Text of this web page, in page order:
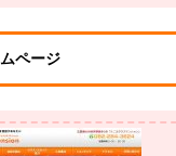
ページ